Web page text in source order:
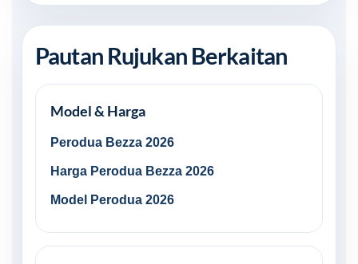
Pautan Rujukan Berkaitan
Model & Harga
Perodua Bezza 2026
Harga Perodua Bezza 2026
Model Perodua 2026